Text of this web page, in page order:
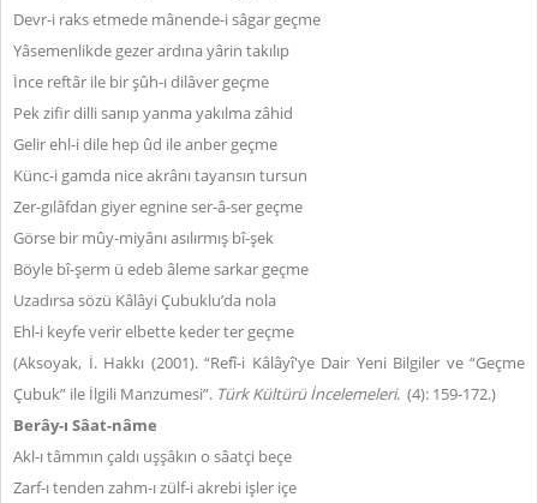
Devr-i raks etmede mânende-i sâgar geçme
Yâsemenlikde gezer ardına yârin takılıp
İnce reftâr ile bir şûh-ı dilâver geçme
Pek zifir dilli sanıp yanma yakılma zâhid
Gelir ehl-i dile hep ûd ile anber geçme
Künc-i gamda nice akrânı tayansın tursun
Zer-gılâfdan giyer egnine ser-â-ser geçme
Görse bir mûy-miyânı asılırmış bî-şek
Böyle bî-şerm ü edeb âleme sarkar geçme
Uzadırsa sözü Kâlâyi Çubuklu’da nola
Ehl-i keyfe verir elbette keder ter geçme
(Aksoyak, İ. Hakkı (2001). “Refî-i Kâlâyî'ye Dair Yeni Bilgiler ve “Geçme
Çubuk” ile İlgili Manzumesi”. Türk Kültürü İncelemeleri. (4): 159-172.)
Berây-ı Sâat-nâme
Akl-ı tâmmın çaldı uşşâkın o sâatçi beçe
Zarf-ı tenden zahm-ı zülf-i akrebi işler içe